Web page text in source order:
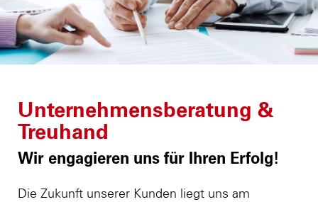
Unternehmensberatung &
Treuhand
Wir engagieren uns für Ihren Erfolg!
Die Zukunft unserer Kunden liegt uns am